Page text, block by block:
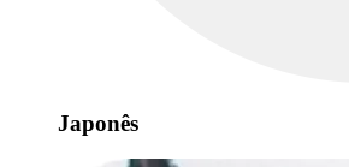
Japonês